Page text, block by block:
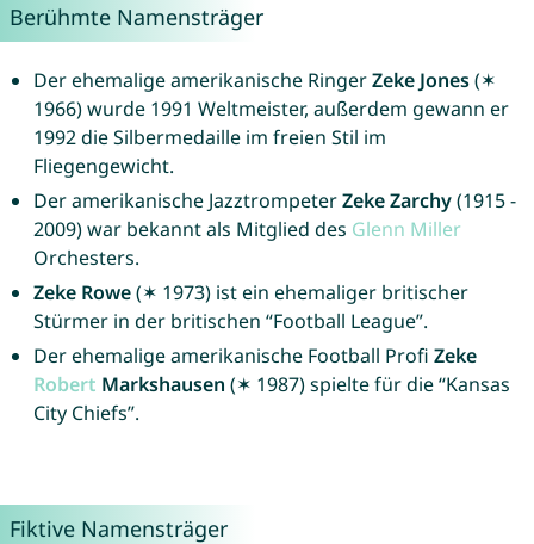
Berühmte Namensträger
Der ehemalige amerikanische RingerZeke Jones(✶
1966) wurde 1991 Weltmeister, außerdem gewann er
1992 die Silbermedaille im freien Stil im
Fliegengewicht.
Der amerikanische JazztrompeterZeke Zarchy(1915 -
2009) war bekannt als Mitglied des Glenn Miller
Orchesters.
Zeke Rowe(✶ 1973) ist ein ehemaliger britischer
Stürmer in der britischen “Football League”.
Der ehemalige amerikanische Football Profi Zeke
Robert Markshausen (✶ 1987) spielte für die “Kansas
City Chiefs”.
Fiktive Namensträger